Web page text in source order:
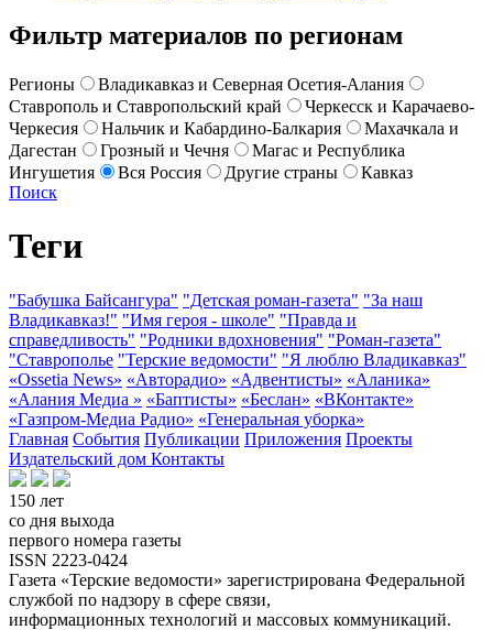
Фильтр материалов по регионам
Регионы
Владикавказ и Северная Осетия-Алания
Ставрополь и Ставропольский край
Черкесск и Карачаево-
Черкесия
Нальчик и Кабардино-Балкария
Махачкала и
Дагестан
Грозный и Чечня
Магас и Республика
Ингушетия
Вся Россия Другие страны
Кавказ
Поиск
Теги
"Бабушка Байсангура" "Детская роман-газета" "За наш
Владикавказ!" "Имя героя - школе" "Правда и
справедливость" "Родники вдохновения" "Роман-газета"
"Ставрополье "Терские ведомости" "Я люблю Владикавказ"
«Ossetia News» «Авторадио» «Адвентисты» «Аланика»
«Алания Медиа » «Баптисты» «Беслан» «ВКонтакте»
«Газпром-Медиа Радио» «Генеральная уборка»
Главная События Публикации Приложения Проекты
Издательский дом Контакты
150 лет
со дня выхода
первого номера газеты
ISSN 2223-0424
Газета «Терские ведомости» зарегистрирована Федеральной
службой по надзору в сфере связи,
информационных технологий и массовых коммуникаций.